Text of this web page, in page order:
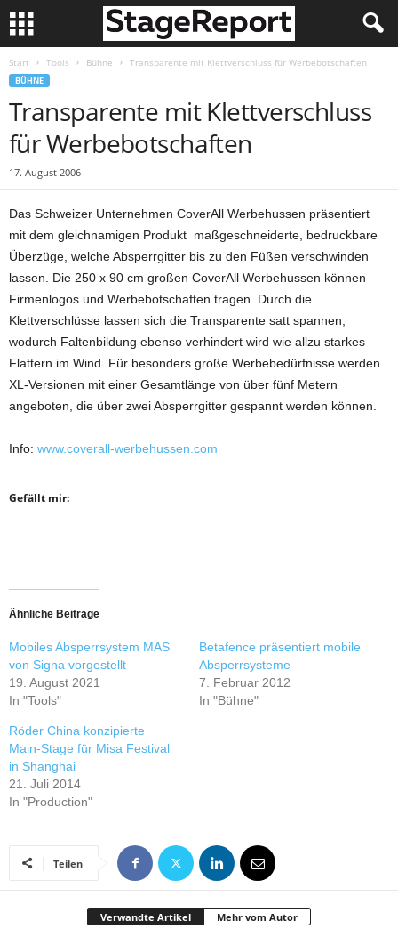
Start Tools Bühne Transparente mit Klettverschluss für Werbebotschaften
BÜHNE
Transparente mit Klettverschluss
für Werbebotschaften
17. August 2006
Das Schweizer Unternehmen CoverAll Werbehussen präsentiert
mit dem gleichnamigen Produkt maßgeschneiderte, bedruckbare
Überzüge, welche Absperrgitter bis zu den Füßen verschwinden
lassen. Die 250 x 90 cm großen CoverAll Werbehussen können
Firmenlogos und Werbebotschaften tragen. Durch die
Klettverschlüsse lassen sich die Transparente satt spannen,
wodurch Faltenbildung ebenso verhindert wird wie allzu starkes
Flattern im Wind. Für besonders große Werbebedürfnisse werden
XL-Versionen mit einer Gesamtlänge von über fünf Metern
angeboten, die über zwei Absperrgitter gespannt werden können.
Info: www.coverall-werbehussen.com
Gefällt mir:
Ähnliche Beiträge
Mobiles Absperrsystem MAS
von Signa vorgestellt
19. August 2021
In "Tools"
Betafence präsentiert mobile
Absperrsysteme
7. Februar 2012
In "Bühne"
Röder China konzipierte
Main-Stage für Misa Festival
in Shanghai
21. Juli 2014
In "Production"
Teilen
Verwandte Artikel Mehr vom Autor